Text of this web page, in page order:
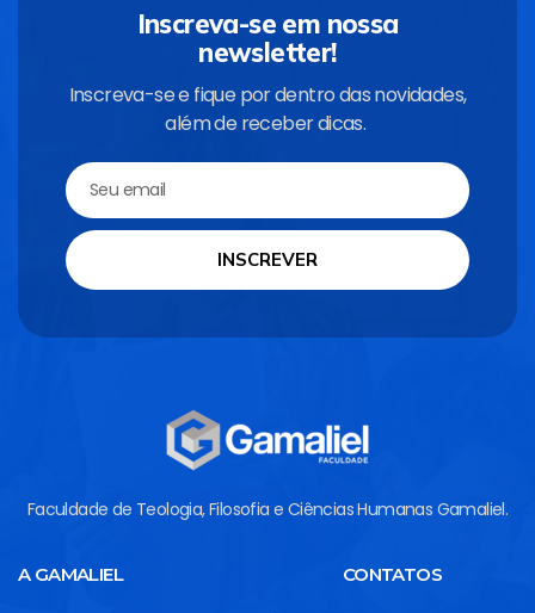
Inscreva-se em nossa
newsletter!
Inscreva-se e fique por dentro das novidades,
além de receber dicas.
INSCREVER
Faculdade de Teologia, Filosofia e Ciências Humanas Gamaliel.
A GAMALIEL CONTATOS